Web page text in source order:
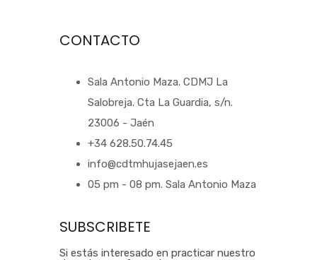
CONTACTO
Sala Antonio Maza. CDMJ La
Salobreja. Cta La Guardia, s/n.
23006 - Jaén
+34 628.50.74.45
info@cdtmhujasejaen.es
05 pm - 08 pm. Sala Antonio Maza
SUBSCRIBETE
Si estás interesado en practicar nuestro